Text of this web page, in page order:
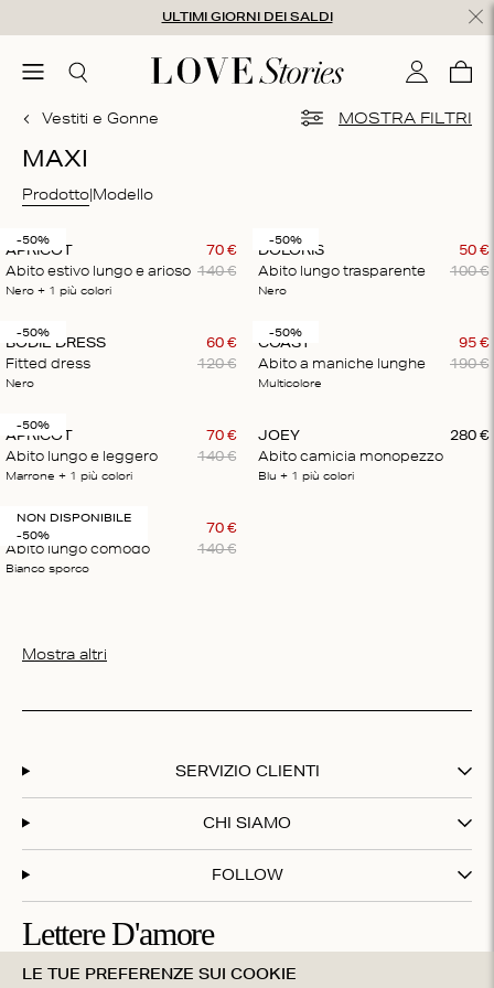
ULTIMI GIORNI DEI SALDI
menuCerca Il mio0
Vestiti e Gonne
MAXI
Prodotto Modello
MOSTRA FILTRI
-50%
APRICOT
Abito estivo lungo e arioso
70€
140€
Nero + 1 più colori
-50%
DOLORIS
Abito lungo trasparente
50€
100€
Nero
-50%
BODIE DRESS
Fitted dress
60€
120€
Nero
-50%
COAST
Abito a maniche lunghe
95€
190€
Multicolore
-50%
APRICOT
Abito lungo e leggero
70€
140€
Marrone + 1 più colori
JOEY
Abito camicia monopezzo
280€
Blu + 1 più colori
NON DISPONIBILE
-50%
OLSEN
Abito lungo comodo
70€
140€
Bianco sporco
Mostra altri
SERVIZIO CLIENTI
CHI SIAMO
FOLLOW
Lettere D'amore
Iscriviti alla nostra newsletter e ottieni il 20% di sconto sul
LE TUE PREFERENZE SUI COOKIE